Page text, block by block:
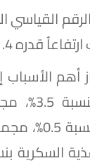
1.4% عن شهر أبريل.